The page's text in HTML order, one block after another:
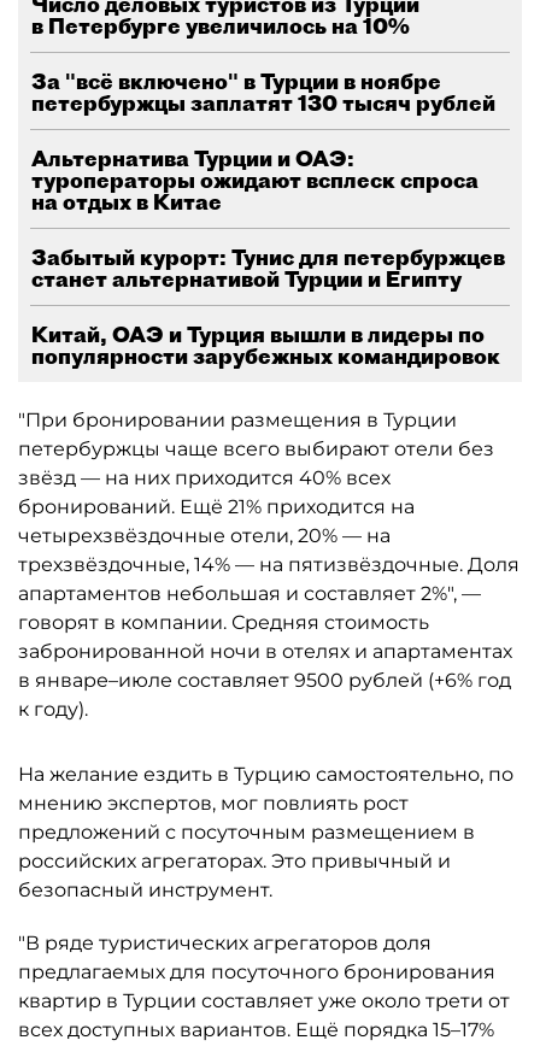
в Петербурге увеличилось на 10%
За "всё включено" в Турции в ноябре
петербуржцы заплатят 130 тысяч рублей
Альтернатива Турции и ОАЭ:
туроператоры ожидают всплеск спроса
на отдых в Китае
Забытый курорт: Тунис для петербуржцев
станет альтернативой Турции и Египту
Китай, ОАЭ и Турция вышли в лидеры по
популярности зарубежных командировок
"При бронировании размещения в Турции
петербуржцы чаще всего выбирают отели без
звёзд — на них приходится 40% всех
бронирований. Ещё 21% приходится на
четырехзвёздочные отели, 20% — на
трехзвёздочные, 14% — на пятизвёздочные. Доля
апартаментов небольшая и составляет 2%", —
говорят в компании. Средняя стоимость
забронированной ночи в отелях и апартаментах
в январе–июле составляет 9500 рублей (+6% год
к году).
На желание ездить в Турцию самостоятельно, по
мнению экспертов, мог повлиять рост
предложений с посуточным размещением в
российских агрегаторах. Это привычный и
безопасный инструмент.
"В ряде туристических агрегаторов доля
предлагаемых для посуточного бронирования
квартир в Турции составляет уже около трети от
всех доступных вариантов. Ещё порядка 15–17%